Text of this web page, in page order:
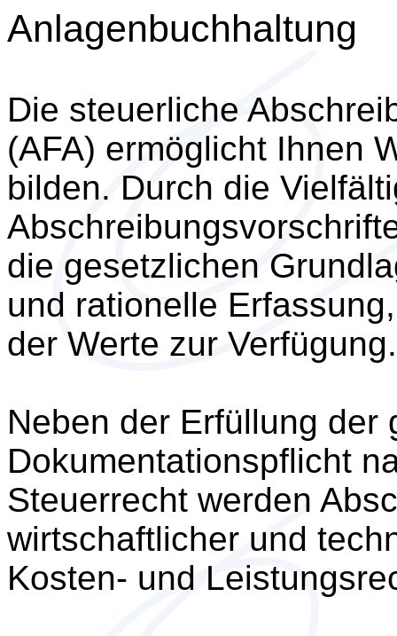
Anlagenbuchhaltung
Die steuerliche
(AFA) ermöglicht Ihnen
bilden. Durch die
die gesetzlichen
und rationelle
der Werte zur Verfügung.
Neben der Erfüllung der
Dokumentationspflicht
Steuerrecht werden
wirtschaftlicher und
Kosten- und